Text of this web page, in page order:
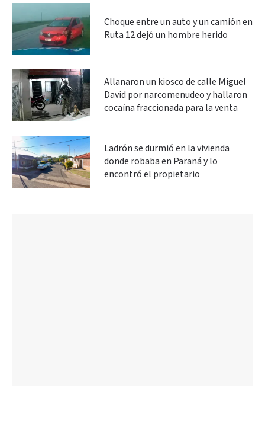
Choque entre un auto y un camión en
Ruta 12 dejó un hombre herido
Allanaron un kiosco de calle Miguel
David por narcomenudeo y hallaron
cocaína fraccionada para la venta
Ladrón se durmió en la vivienda
donde robaba en Paraná y lo
encontró el propietario